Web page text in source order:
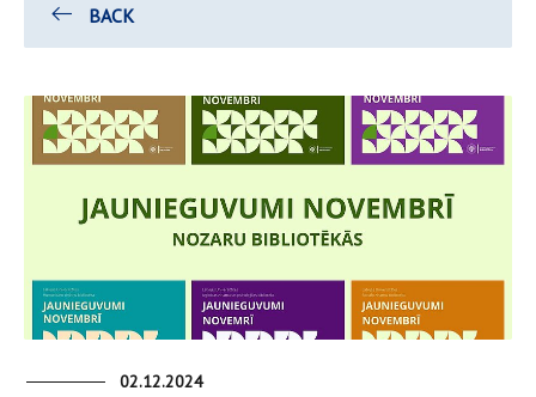
BACK
02.12.2024